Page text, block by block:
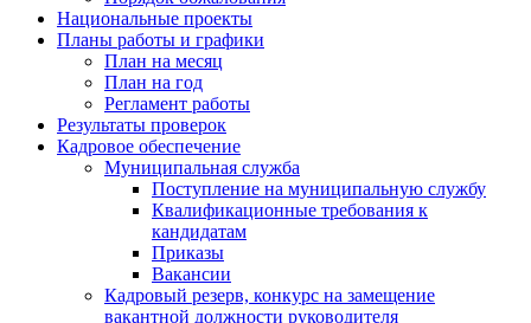
Национальные проекты
Планы работы и графики
План на месяц
План на год
Регламент работы
Результаты проверок
Кадровое обеспечение
Муниципальная служба
Поступление на муниципальную службу
Квалификационные требования к
кандидатам
Приказы
Вакансии
Кадровый резерв, конкурс на замещение
вакантной должности руководителя